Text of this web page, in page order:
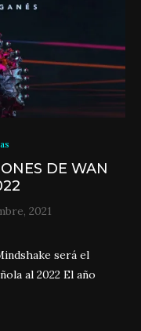
DE WAN
2021
será el
al 2022 El año